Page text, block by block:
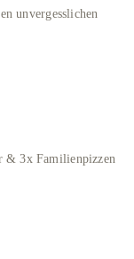
unvergesslichen
& 3x Familienpizzen